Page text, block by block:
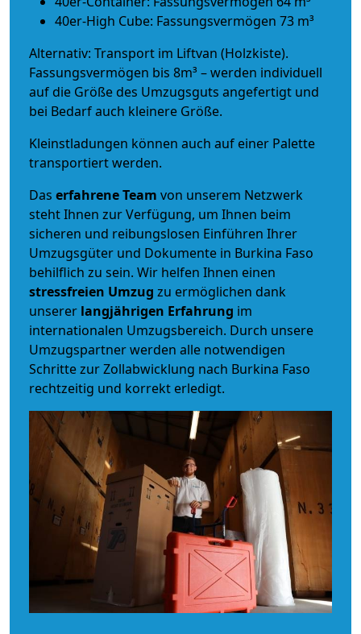
40er-High Cube: Fassungsvermögen 73 m³
Alternativ: Transport im Liftvan (Holzkiste).
Fassungsvermögen bis 8m³ – werden individuell
auf die Größe des Umzugsguts angefertigt und
bei Bedarf auch kleinere Größe.
Kleinstladungen können auch auf einer Palette
transportiert werden.
Das erfahrene Team von unserem Netzwerk
steht Ihnen zur Verfügung, um Ihnen beim
sicheren und reibungslosen Einführen Ihrer
Umzugsgüter und Dokumente in Burkina Faso
behilflich zu sein. Wir helfen Ihnen einen
stressfreien Umzug zu ermöglichen dank
unserer langjährigen Erfahrung im
internationalen Umzugsbereich. Durch unsere
Umzugspartner werden alle notwendigen
Schritte zur Zollabwicklung nach Burkina Faso
rechtzeitig und korrekt erledigt.